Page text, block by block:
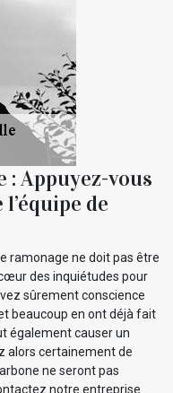
: Appuyez-vous
de
ramonage ne doit pas être
des inquiétudes pour
sûrement conscience
beaucoup en ont déjà fait
également causer un
alors certainement de
ne seront pas
notre entreprise